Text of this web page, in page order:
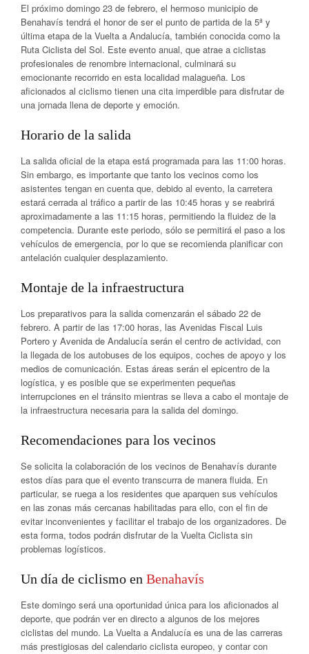
El próximo domingo 23 de febrero, el hermoso municipio de
Benahavís tendrá el honor de ser el punto de partida de la 5ª y
última etapa de la Vuelta a Andalucía, también conocida como la
Ruta Ciclista del Sol. Este evento anual, que atrae a ciclistas
profesionales de renombre internacional, culminará su
emocionante recorrido en esta localidad malagueña. Los
aficionados al ciclismo tienen una cita imperdible para disfrutar de
una jornada llena de deporte y emoción.
Horario de la salida
La salida oficial de la etapa está programada para las 11:00 horas.
Sin embargo, es importante que tanto los vecinos como los
asistentes tengan en cuenta que, debido al evento, la carretera
estará cerrada al tráfico a partir de las 10:45 horas y se reabrirá
aproximadamente a las 11:15 horas, permitiendo la fluidez de la
competencia. Durante este periodo, sólo se permitirá el paso a los
vehículos de emergencia, por lo que se recomienda planificar con
antelación cualquier desplazamiento.
Montaje de la infraestructura
Los preparativos para la salida comenzarán el sábado 22 de
febrero. A partir de las 17:00 horas, las Avenidas Fiscal Luis
Portero y Avenida de Andalucía serán el centro de actividad, con
la llegada de los autobuses de los equipos, coches de apoyo y los
medios de comunicación. Estas áreas serán el epicentro de la
logística, y es posible que se experimenten pequeñas
interrupciones en el tránsito mientras se lleva a cabo el montaje de
la infraestructura necesaria para la salida del domingo.
Recomendaciones para los vecinos
Se solicita la colaboración de los vecinos de Benahavís durante
estos días para que el evento transcurra de manera fluida. En
particular, se ruega a los residentes que aparquen sus vehículos
en las zonas más cercanas habilitadas para ello, con el fin de
evitar inconvenientes y facilitar el trabajo de los organizadores. De
esta forma, todos podrán disfrutar de la Vuelta Ciclista sin
problemas logísticos.
Un día de ciclismo en Benahavís
Este domingo será una oportunidad única para los aficionados al
deporte, que podrán ver en directo a algunos de los mejores
ciclistas del mundo. La Vuelta a Andalucía es una de las carreras
más prestigiosas del calendario ciclista europeo, y contar con